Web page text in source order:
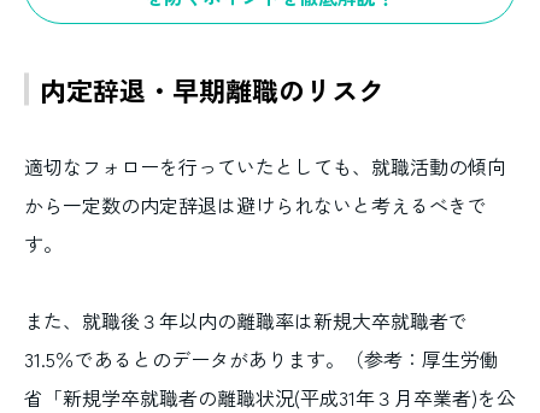
内定辞退・早期離職のリスク
適切なフォローを行っていたとしても、就職活動の傾向
から一定数の内定辞退は避けられないと考えるべきで
す。
また、就職後３年以内の離職率は新規大卒就職者で
31.5％であるとのデータがあります。（参考：厚生労働
省「新規学卒就職者の離職状況(平成31年３月卒業者)を公